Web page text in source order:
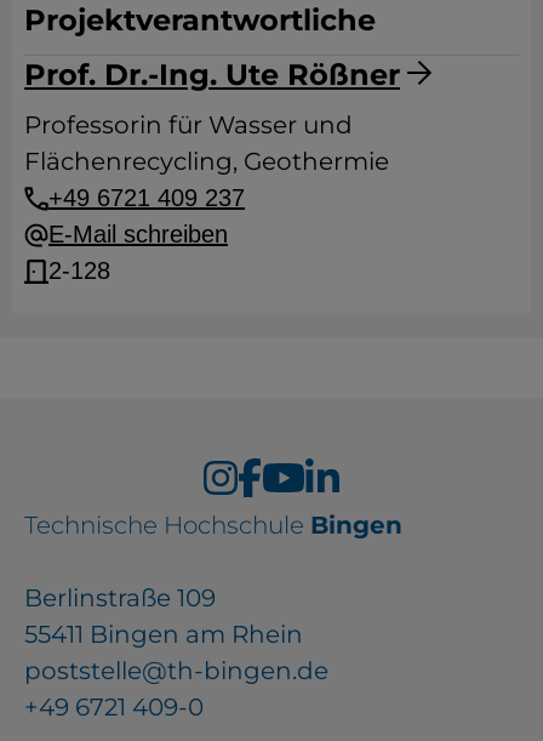
Prof. Dr.-Ing. Ute Rößner
Projektverantwortliche
Professorin für Wasser und
Flächenrecycling, Geothermie
+49 6721 409 237
E-Mail schreiben
2-128
Technische Hochschule Bingen
Berlinstraße 109
55411 Bingen am Rhein
poststelle@th-bingen.de
+49 6721 409-0